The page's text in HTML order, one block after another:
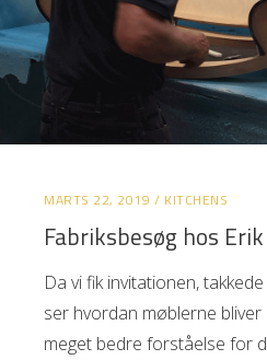
MARTS 22, 2019 KITCHENS
Fabriksbesøg hos
Da vi fik invitationen,
ser hvordan møblerne
meget bedre forståelse for